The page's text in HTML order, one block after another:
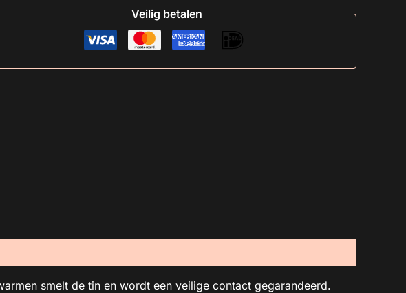
Veilig betalen
smelt de tin en wordt een veilige contact gegarandeerd.